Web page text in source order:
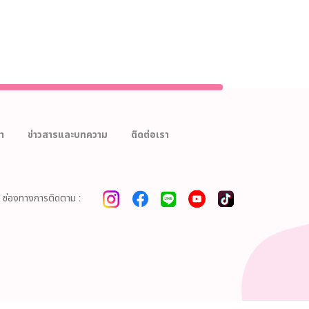
ข่าวสารและบทความ ติดต่อเรา
ช่องทางการติดตาม :